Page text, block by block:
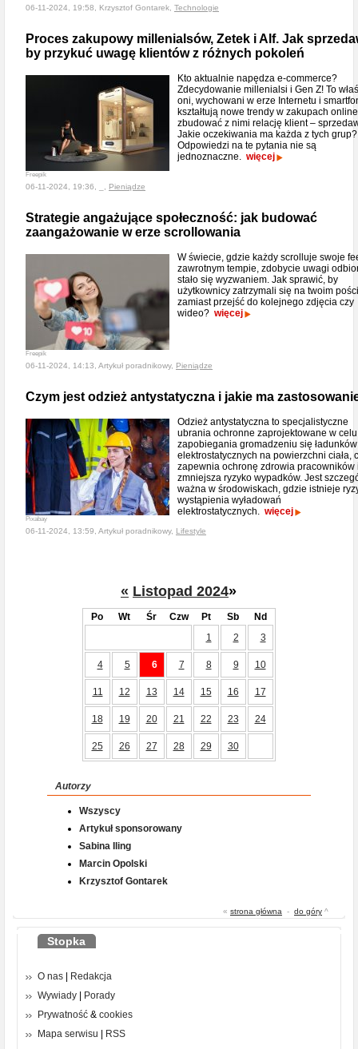
06-11-2024, 19:58, Krzysztof Gontarek, Technologie
Proces zakupowy millenialsów, Zetek i Alf. Jak
by przykuć uwagę klientów z różnych pokoleń
Freepik
Kto aktualnie napędza e-commerce?
Zdecydowanie millenialsi i Gen Z! To
oni, wychowani w erze Internetu i
kształtują nowe trendy w zakupach
zbudować z nimi relację klient –
Jakie oczekiwania ma każda z tych grup?
Odpowiedzi na te pytania nie są
jednoznaczne. więcej
06-11-2024, 19:36, _, Pieniądze
Strategie angażujące społeczność: jak budować
zaangażowanie w erze scrollowania
Freepik
W świecie, gdzie każdy scrolluje swoje
zawrotnym tempie, zdobycie uwagi
stało się wyzwaniem. Jak sprawić, by
użytkownicy zatrzymali się na twoim
zamiast przejść do kolejnego zdjęcia czy
wideo? więcej
06-11-2024, 14:13, Artykuł poradnikowy, Pieniądze
Czym jest odzież antystatyczna i jakie ma
Pixabay
Odzież antystatyczna to specjalistyczne
ubrania ochronne zaprojektowane w celu
zapobiegania gromadzeniu się ładunków
elektrostatycznych na powierzchni ciała,
zapewnia ochronę zdrowia pracowników
zmniejsza ryzyko wypadków. Jest
ważna w środowiskach, gdzie istnieje
wystąpienia wyładowań
elektrostatycznych. więcej
06-11-2024, 13:59, Artykuł poradnikowy, Lifestyle
« Listopad 2024»
Po Wt Śr Czw Pt Sb
Nd
1
2 3
4 5 6 7 8 9 10
11 12 13 14 15 16 17
18 19 20 21 22 23 24
25 26 27 28 29 30
Autorzy
Wszyscy
Artykuł sponsorowany
Sabina Iling
Marcin Opolski
Krzysztof Gontarek
« strona główna - do góry ^
Stopka
O nas
Redakcja
Wywiady
Porady
Prywatność & cookies
Mapa serwisu
RSS